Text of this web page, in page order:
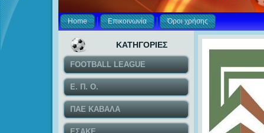
Home Επικοινωνία Όροι χρήσης
ΚΑΤΗΓΟΡΙΕΣ
FOOTBALL LEAGUE
Ε. Π. Ο.
ΠΑΕ ΚΑΒΑΛΑ